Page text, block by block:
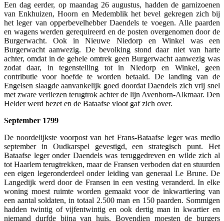
Een dag eerder, op maandag 26 augustus, hadden de garnizoenen
van Enkhuizen, Hoorn en Medemblik het bevel gekregen zich bij
het leger van opperbevelhebber Daendels te voegen. Alle paarden
en wagens werden gerequireerd en de posten overgenomen door de
Burgerwacht. Ook in Nieuwe Niedorp en Winkel was een
Burgerwacht aanwezig. De bevolking stond daar niet van harte
achter, omdat in de gehele omtrek geen Burgerwacht aanwezig was
zodat daar, in tegenstelling tot in Niedorp en Winkel, geen
contributie voor hoefde te worden betaald. De landing van de
Engelsen slaagde aanvankelijk goed doordat Daendels zich vrij snel
met zware verliezen terugtrok achter de lijn Avenhorn-Alkmaar. Den
Helder werd bezet en de Bataafse vloot gaf zich over.
September 1799
De noordelijkste voorpost van het Frans-Bataafse leger was medio
september in Oudkarspel gevestigd, een strategisch punt. Het
Bataafse leger onder Daendels was teruggedreven en wilde zich al
tot Haarlem terugtrekken, maar de Fransen verboden dat en stuurden
een eigen legeronderdeel onder leiding van generaal Le Brune. De
Langedijk werd door de Fransen in een vesting veranderd. In elke
woning moest ruimte worden gemaakt voor de inkwartiering van
een aantal soldaten, in totaal 2.500 man en 150 paarden. Sommigen
hadden twintig of vijfentwintig en ook dertig man in kwartier en
niemand durfde bijna van huis. Bovendien moesten de burgers